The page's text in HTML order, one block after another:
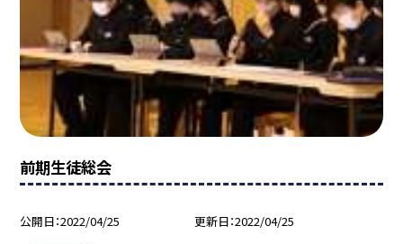
前期生徒総会
公開日 2022/04/25 更新日 2022/04/25